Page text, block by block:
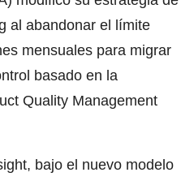
al abandonar el límite
mensuales para migrar
basado en la
Quality Management
bajo el nuevo modelo